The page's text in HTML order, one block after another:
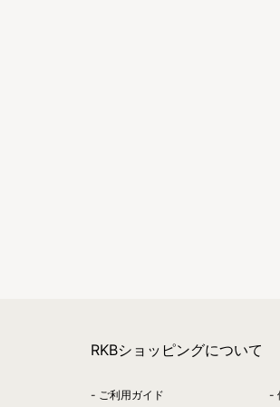
RKBショッピングについて
ご利用ガイド